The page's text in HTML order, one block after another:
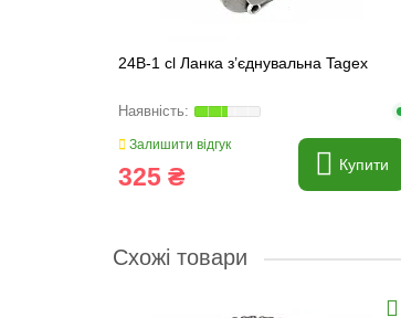
24B-1 cl Ланка з’єднувальна Tagex
Залишити відгук
325 ₴ Купити
Схожі товари